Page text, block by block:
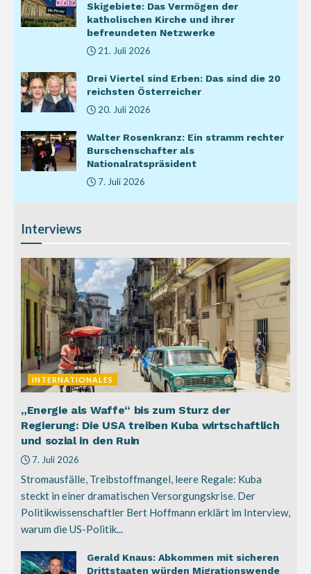
Skigebiete: Das Vermögen der
katholischen Kirche und ihrer
befreundeten Netzwerke
21. Juli 2026
Drei Viertel sind Erben: Das sind die 20
reichsten Österreicher
20. Juli 2026
Walter Rosenkranz: Ein stramm rechter
Burschenschafter als
Nationalratspräsident
7. Juli 2026
Interviews
INTERNATIONALES
„Energie als Waffe“ bis zum Sturz der
Regierung: Die USA treiben Kuba wirtschaftlich
und sozial in den Ruin
7. Juli 2026
Stromausfälle, Treibstoffmangel, leere Regale: Kuba
steckt in einer dramatischen Versorgungskrise. Der
Politikwissenschaftler Bert Hoffmann erklärt im Interview,
warum die US-Politik...
Gerald Knaus: Abkommen mit sicheren
Drittstaaten würden Migrationswende